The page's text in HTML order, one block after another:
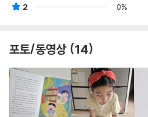
2
0%
포토/동영상 (14)